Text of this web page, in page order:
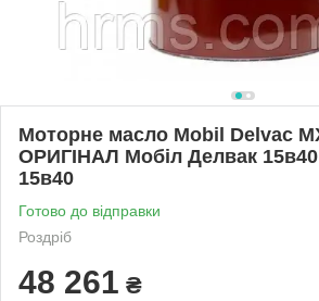
Моторне масло Mobil Delvac
ОРИГІНАЛ Мобіл Делвак
15в40
Готово до відправки
Роздріб
48 261 ₴